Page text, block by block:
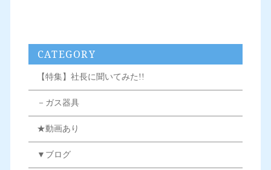
CATEGORY
【特集】社長に聞いてみた!!
－ガス器具
★動画あり
▼ブログ